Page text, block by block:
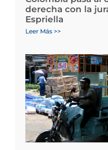
derecha con la
Espriella
Leer Más >>